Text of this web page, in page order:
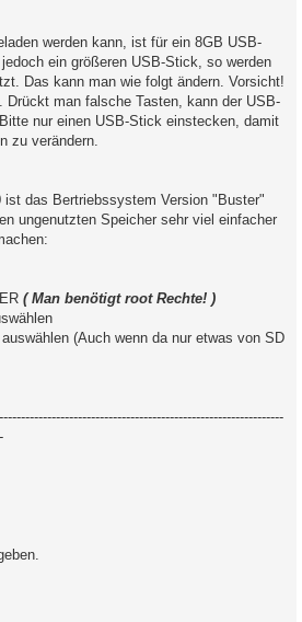
werden kann, ist für ein 8GB USB-
ein größeren USB-Stick, so werden
Das kann man wie folgt ändern. Vorsicht!
Drückt man falsche Tasten, kann der USB-
nur einen USB-Stick einstecken, damit
zu verändern.
ist das Bertriebssystem Version "Buster"
ungenutzten Speicher sehr viel einfacher
( Man benötigt root Rechte! )
(Auch wenn da nur etwas von SD